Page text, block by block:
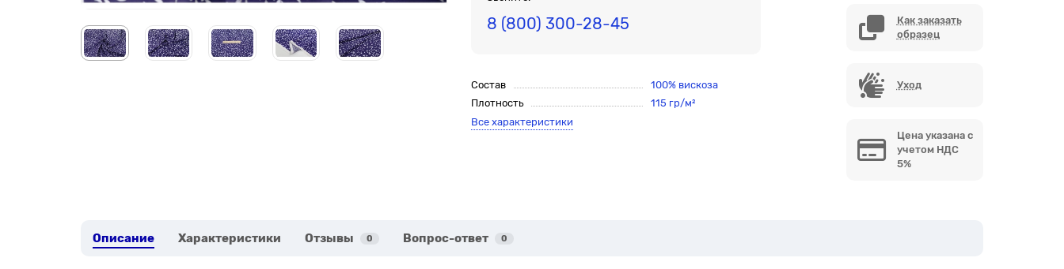
8 (800) 300-28-45
Состав
100% вискоза
Плотность
115 гр/м²
Все характеристики
Как заказать
образец
Уход
Цена указана с
учетом НДС
5%
Описание Характеристики Отзывы 0 Вопрос-ответ 0